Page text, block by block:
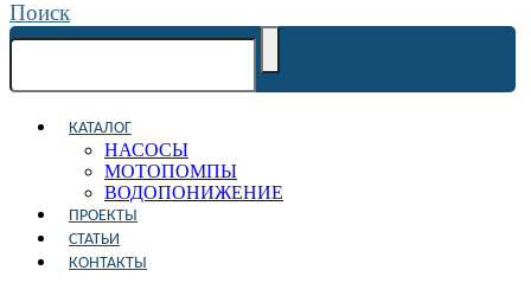
Поиск
КАТАЛОГ
НАСОСЫ
МОТОПОМПЫ
ВОДОПОНИЖЕНИЕ
ПРОЕКТЫ
СТАТЬИ
КОНТАКТЫ